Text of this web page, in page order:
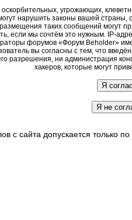
угрожающих,
нарушить законы вашей страны,
таких сообщений могут
если мы сочтём это нужным. IP-
форумов «Форум Beholder»
вы согласны с тем, что
разрешения, ни администрация
хакеров, которые могут
с сайта допускается только